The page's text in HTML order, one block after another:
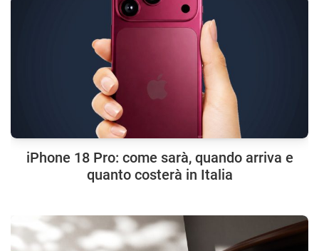
iPhone 18 Pro: come sarà, quando arriva e
quanto costerà in Italia